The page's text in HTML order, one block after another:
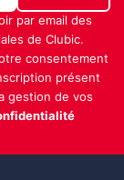
par email des
de Clubic.
consentement
présent
gestion de vos